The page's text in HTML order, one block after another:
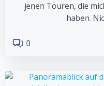
jenen Touren, die
haben.
0